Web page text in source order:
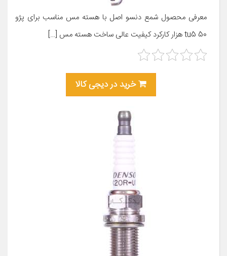
معرفی محصول شمع دنسو اصل با هسته مس مناسب برای پژو
tu5 50 هزار کارکرد کیفیت عالی ساخت هسته مس […]
خرید در دیجی کالا